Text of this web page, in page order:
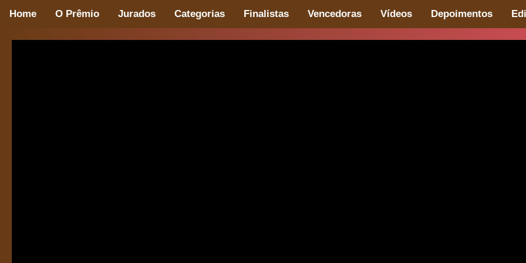
Home O Prêmio Jurados Categorias Finalistas Vencedoras Vídeos Depoimentos